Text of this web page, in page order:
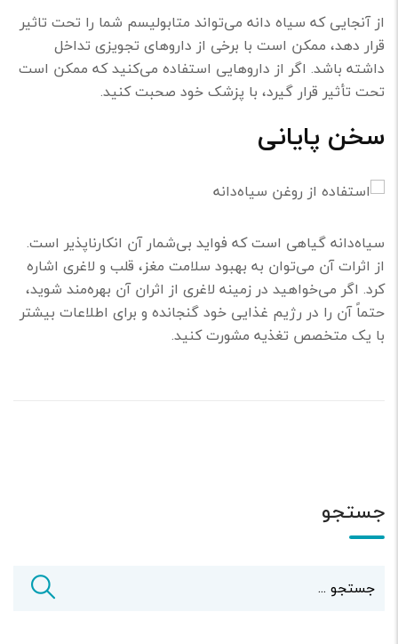
از آنجایی که سیاه دانه می‌تواند متابولیسم شما را تحت تاثیر
قرار دهد، ممکن است با برخی از داروهای تجویزی تداخل
داشته باشد. اگر از داروهایی استفاده می‌کنید که ممکن است
تحت تأثیر قرار گیرد، با پزشک خود صحبت کنید.
سخن پایانی
سیاه‌دانه گیاهی است که فواید بی‌شمار آن انکارناپذیر است.
از اثرات آن می‌توان به بهبود سلامت مغز، قلب و لاغری اشاره
کرد. اگر می‌خواهید در زمینه لاغری از اثران آن بهره‌مند شوید،
حتماً آن را در رژیم غذایی خود گنجانده و برای اطلاعات بیشتر
با یک متخصص تغذیه مشورت کنید.
جستجو